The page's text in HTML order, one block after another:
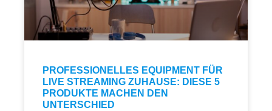
PROFESSIONELLES EQUIPMENT FÜR
LIVE STREAMING ZUHAUSE: DIESE 5
PRODUKTE MACHEN DEN
UNTERSCHIED